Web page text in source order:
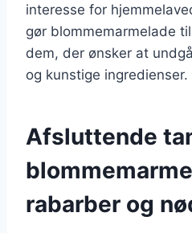
interesse for
gør blommemarmelade
dem, der ønsker at
og kunstige ingredienser.
Afsluttende
rabarber og